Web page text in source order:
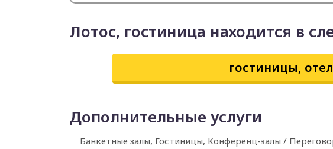
Лотос, гостиница находится в
гостиницы,
Дополнительные услуги
Банкетные залы, Гостиницы, Конференц-залы /